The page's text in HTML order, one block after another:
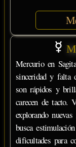
Mercurio en
sinceridad y falta
son rápidos y
carecen de tacto.
explorando
busca
dificultades para